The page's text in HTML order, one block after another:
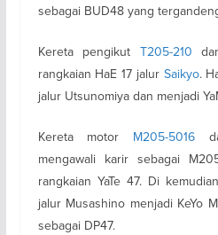
sebagai BUD48 yang
Kereta pengikut T205-210
rangkaian HaE 17 jalur Saikyo.
jalur Utsunomiya dan menjadi
Kereta motor M205-5016
mengawali karir sebagai
rangkaian YaTe 47. Di
jalur Musashino menjadi KeYo
sebagai DP47.